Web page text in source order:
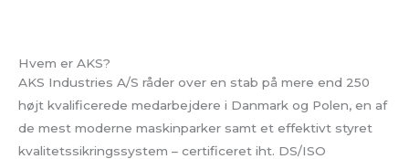
Hvem er AKS?
AKS Industries A/S råder over en stab på mere end 250
højt kvalificerede medarbejdere i Danmark og Polen, en af
de mest moderne maskinparker samt et effektivt styret
kvalitetssikringssystem – certificeret iht. DS/ISO